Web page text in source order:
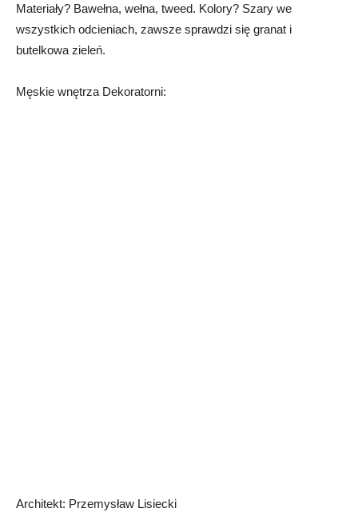
Materiały? Bawełna, wełna, tweed. Kolory? Szary we
wszystkich odcieniach, zawsze sprawdzi się granat i
butelkowa zieleń.
Męskie wnętrza Dekoratorni:
Architekt: Przemysław Lisiecki